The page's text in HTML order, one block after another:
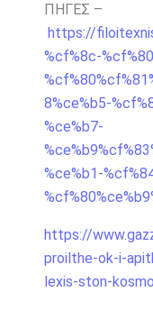
ΠΗΓΕΣ –
https://
%cf%8c-
8%ce%b5-
%ce%b7-
%ce%b1-
https://
proilthe-ok-i-
lexis-ston-kosmo